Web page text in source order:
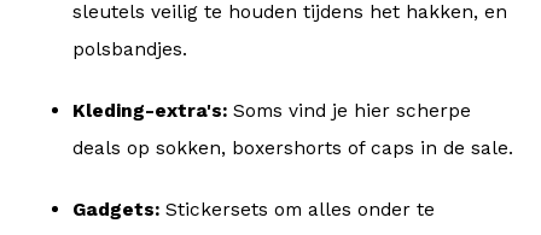
sleutels veilig te houden tijdens het hakken, en
polsbandjes.
Kleding-extra's: Soms vind je hier scherpe
deals op sokken, boxershorts of caps in de sale.
Gadgets: Stickersets om alles onder te